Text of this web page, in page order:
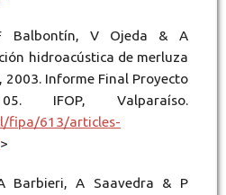
Balbontín, V Ojeda & A
hidroacústica de merluza
2003. Informe Final Proyecto
IFOP, Valparaíso.
fipa/613/articles-
>
Barbieri, A Saavedra & P